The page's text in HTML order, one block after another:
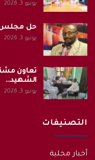
يونيو 3, 2026
حل مجلس
يونيو 3, 2026
تعاون
الشهيد…
يونيو 3, 2026
التصنيفات
أخبار محلية